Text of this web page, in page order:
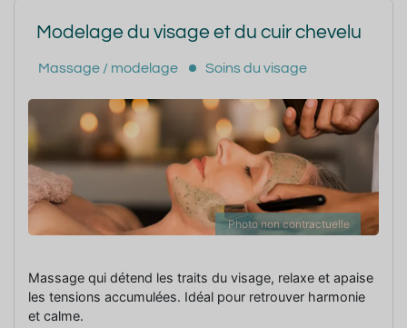
Modelage du visage et du cuir chevelu
Massage / modelage Soins du visage
Photo non contractuelle
Massage qui détend les traits du visage, relaxe et apaise
les tensions accumulées. Idéal pour retrouver harmonie
et calme.